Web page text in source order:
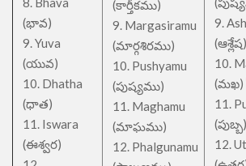
(భావ)
9. Yuva
(యువ)
10. Dhatha
(ధాత)
11. Iswara
(ఈశ్వర)
(కార్తీకము)
9. Margasiramu
(మార్గశిరము)
10. Pushyamu
(పుష్యము)
11. Maghamu
(మాఘము)
12. Phalgunamu
9.
(ఆశ్లేష)
10.
(మఖ)
11.
(పుబ్బ)
12.